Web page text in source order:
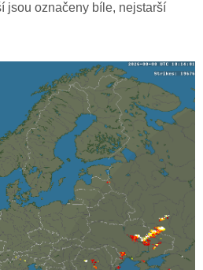
jsou označeny bíle, nejstarší